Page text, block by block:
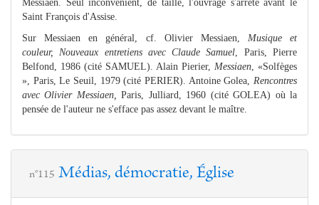
Messiaen. Seul inconvénient, de taille, l'ouvrage s'arrête avant le
Saint François d'Assise.
Sur Messiaen en général, cf. Olivier Messiaen, Musique et
couleur, Nouveaux entretiens avec Claude Samuel , Paris, Pierre
Belfond, 1986 (cité SAMUEL). Alain Pierier, Messiaen , «Solfèges
», Paris, Le Seuil, 1979 (cité PERIER). Antoine Golea, Rencontres
avec Olivier Messiaen,
Paris, Julliard, 1960 (cité GOLEA) où la
pensée de l'auteur ne s'efface pas assez devant le maître.
n°115 Médias, démocratie, Église